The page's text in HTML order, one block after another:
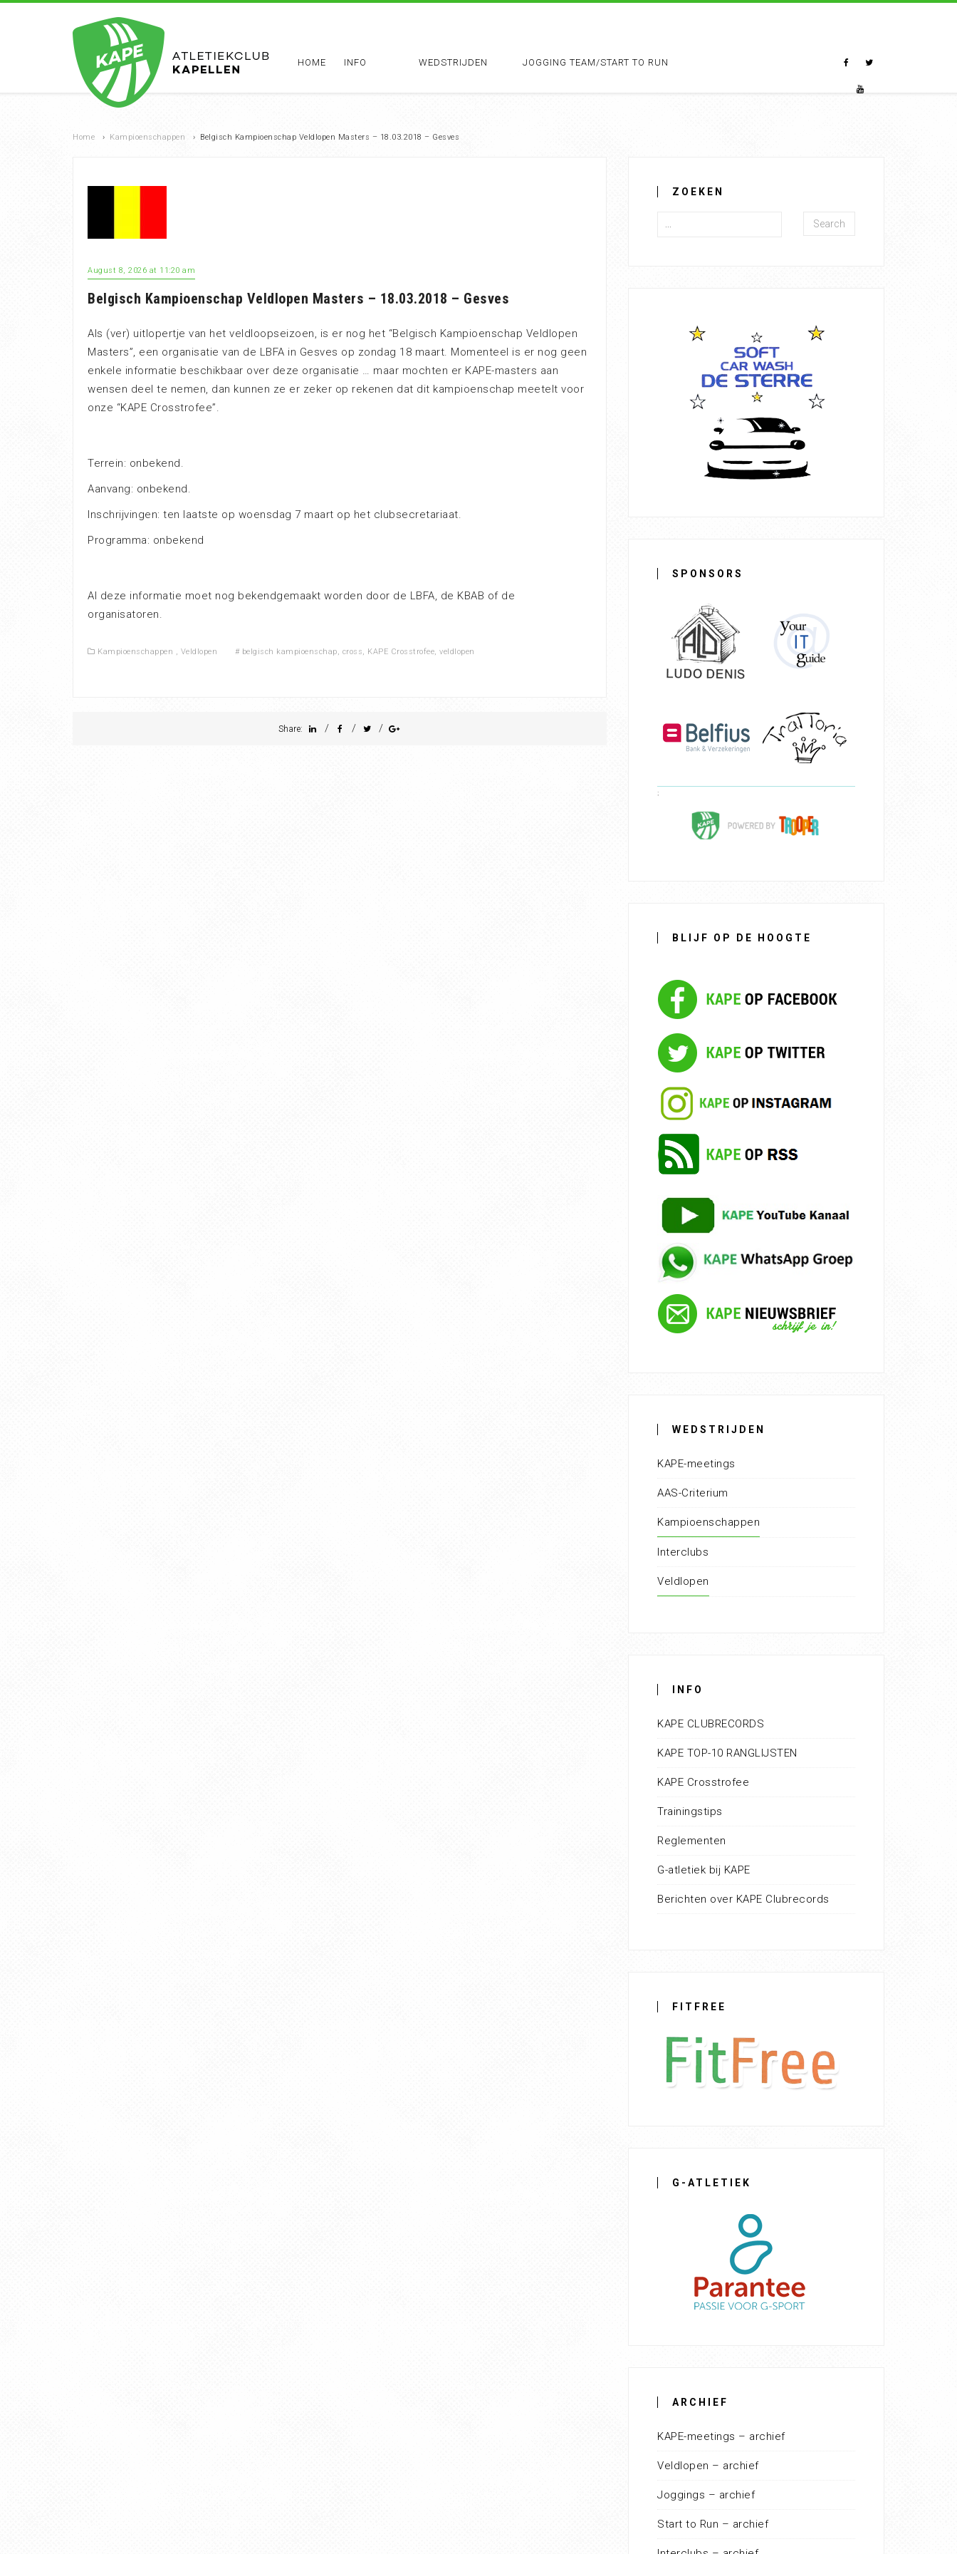
HOME INFO WEDSTRIJDEN JOGGING TEAM/START TO RUN
Home › Kampioenschappen › Belgisch Kampioenschap Veldlopen Masters – 18.03.2018 – Gesves
August 8, 2026 at 11:20 am
Belgisch Kampioenschap Veldlopen Masters – 18.03.2018 – Gesves
Als (ver) uitlopertje van het veldloopseizoen, is er nog het “Belgisch Kampioenschap Veldlopen
Masters”, een organisatie van de LBFA in Gesves op zondag 18 maart. Momenteel is er nog geen
enkele informatie beschikbaar over deze organisatie … maar mochten er KAPE-masters aan
wensen deel te nemen, dan kunnen ze er zeker op rekenen dat dit kampioenschap meetelt voor
onze “KAPE Crosstrofee”.
Terrein: onbekend.
Aanvang: onbekend.
Inschrijvingen: ten laatste op woensdag 7 maart op het clubsecretariaat.
Programma: onbekend
Al deze informatie moet nog bekendgemaakt worden door de LBFA, de KBAB of de
organisatoren.
Kampioenschappen , Veldlopen # belgisch kampioenschap, cross, KAPE Crosstrofee, veldlopen
Share: / / /
ZOEKEN
Search
SPONSORS
BLIJF OP DE HOOGTE
WEDSTRIJDEN
KAPE-meetings
AAS-Criterium
Kampioenschappen
Interclubs
Veldlopen
INFO
KAPE CLUBRECORDS
KAPE TOP-10 RANGLIJSTEN
KAPE Crosstrofee
Trainingstips
Reglementen
G-atletiek bij KAPE
Berichten over KAPE Clubrecords
FITFREE
G-ATLETIEK
ARCHIEF
KAPE-meetings – archief
Veldlopen – archief
Joggings – archief
Start to Run – archief